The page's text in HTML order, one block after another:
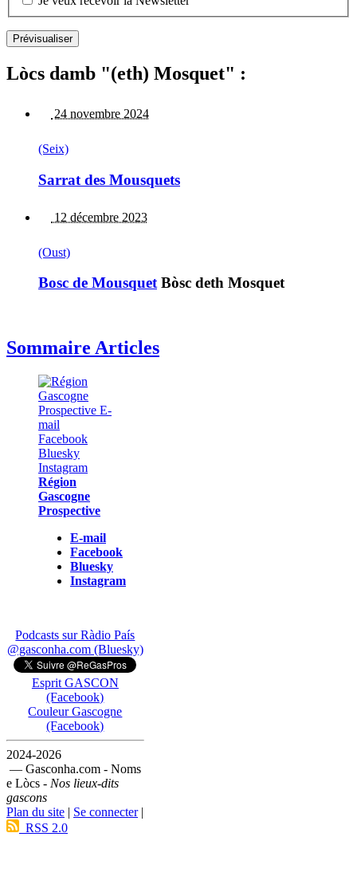
Lòcs damb "(eth) Mosquet" :
24 novembre 2024
(Seix)
Sarrat des Mousquets
12 décembre 2023
(Oust)
Bosc de MousquetBòsc deth Mosquet
Sommaire Articles
Région
Gascogne
Prospective
E-mail
Facebook
Bluesky
Instagram
Podcasts sur Ràdio País
@gasconha.com (Bluesky)
Esprit GASCON
(Facebook)
Couleur Gascogne
(Facebook)
2024-2026
— Gasconha.com - Noms
e Lòcs - Nos lieux-dits
gascons
Plan du site | Se connecter|
RSS 2.0